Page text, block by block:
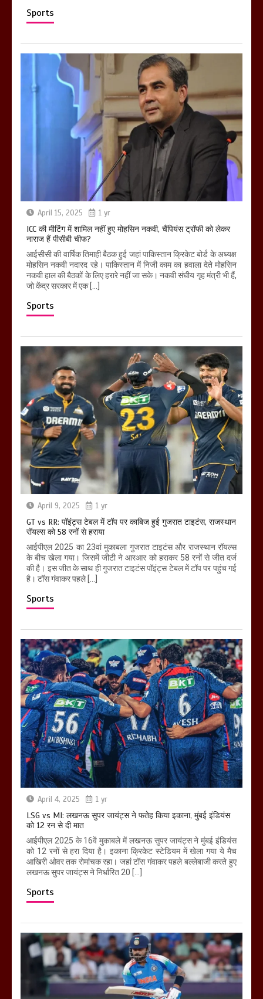
Sports
April 15, 2025 1 yr
ICC की मीटिंग में शामिल नहीं हुए मोहसिन नकवी, चैंपियंस ट्रॉफी को लेकर
नाराज हैं पीसीबी चीफ?
आईसीसी की वार्षिक तिमाही बैठक हुई जहां पाकिस्तान क्रिकेट बोर्ड के अध्यक्ष
मोहसिन नकवी नदारद रहे। पाकिस्तान में निजी काम का हवाला देते मोहसिन
नकवी हाल की बैठकों के लिए हरारे नहीं जा सके। नकवी संघीय गृह मंत्री भी हैं,
जो केंद्र सरकार में एक […]
Sports
April 9, 2025 1 yr
GT vs RR: पॉइंट्स टेबल में टॉप पर काबिज हुई गुजरात टाइटंस, राजस्थान
रॉयल्स को 58 रनों से हराया
आईपीएल 2025 का 23वां मुकाबला गुजरात टाइटंस और राजस्थान रॉयल्स
के बीच खेला गया। जिसमें जीटी ने आरआर को हराकर 58 रनों से जीत दर्ज
की है। इस जीत के साथ ही गुजरात टाइटंस पॉइंट्स टेबल में टॉप पर पहुंच गई
है। टॉस गंवाकर पहले […]
Sports
April 4, 2025 1 yr
LSG vs MI: लखनऊ सुपर जायंट्स ने फतेह किया इकाना, मुंबई इंडियंस
को 12 रन से दी मात
आईपीएल 2025 के 16वें मुकाबले में लखनऊ सुपर जायंट्स ने मुंबई इंडियंस
को 12 रनों से हरा दिया है। इकाना क्रिकेट स्टेडियम में खेला गया ये मैच
आखिरी ओवर तक रोमांचक रहा। जहां टॉस गंवाकर पहले बल्लेबाजी करते हुए
लखनऊ सुपर जायंट्स ने निर्धारित 20 […]
Sports